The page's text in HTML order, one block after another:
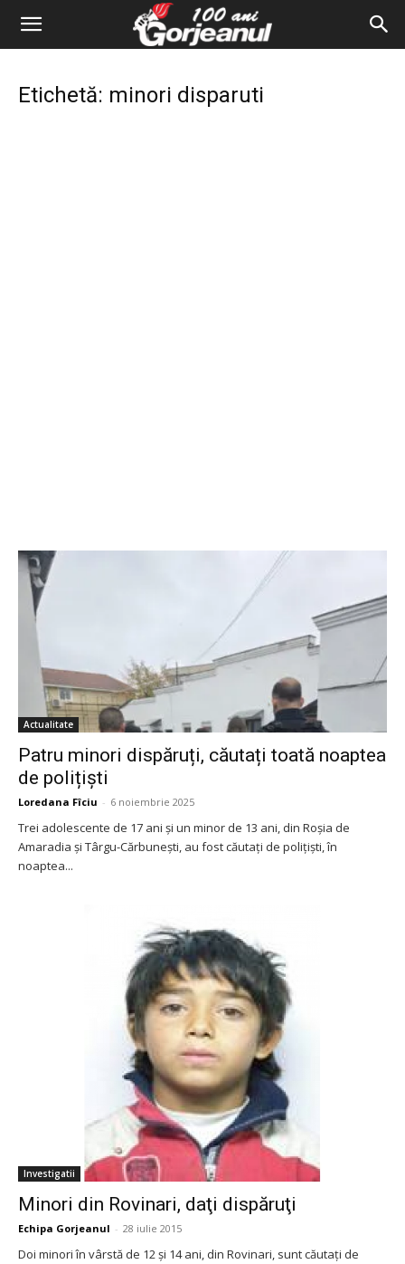
Etichetă: minori disparuti
Actualitate
Patru minori dispăruți, căutați toată noaptea
de polițiști
Loredana Fîciu - 6 noiembrie 2025
Trei adolescente de 17 ani și un minor de 13 ani, din Roșia de
Amaradia și Târgu-Cărbunești, au fost căutați de polițiști, în
noaptea...
Investigatii
Minori din Rovinari, daţi dispăruţi
Echipa Gorjeanul - 28 iulie 2015
Doi minori în vârstă de 12 şi 14 ani, din Rovinari, sunt căutaţi de